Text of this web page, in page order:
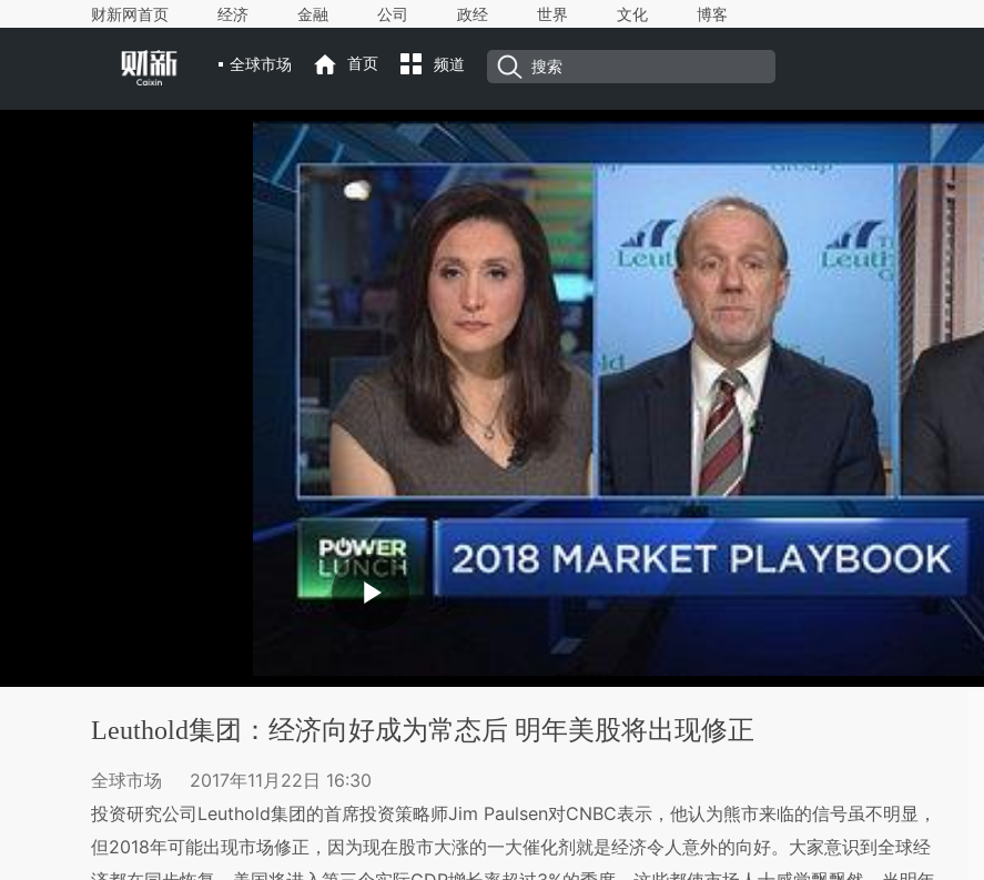
财新网首页 经济 金融 公司 政经 世界 文化 博客
全球市场 首页 频道
Leuthold集团：经济向好成为常态后 明年美股将出现修正
全球市场
2017年11月22日 16:30
投资研究公司Leuthold集团的首席投资策略师Jim Paulsen对CNBC表示，他认为熊市来临的信号虽不明显，
但2018年可能出现市场修正，因为现在股市大涨的一大催化剂就是经济令人意外的向好。大家意识到全球经